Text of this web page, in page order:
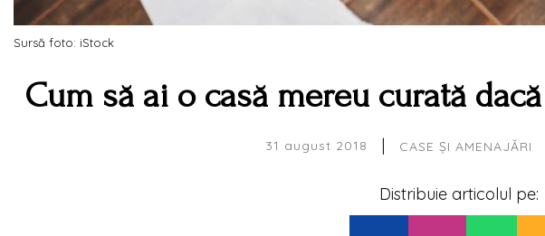
Sursă foto: iStock
Cum să ai o casă mereu curată
31 august 2018 | CASE ȘI AMENAJĂRI
Distribuie articolul pe: